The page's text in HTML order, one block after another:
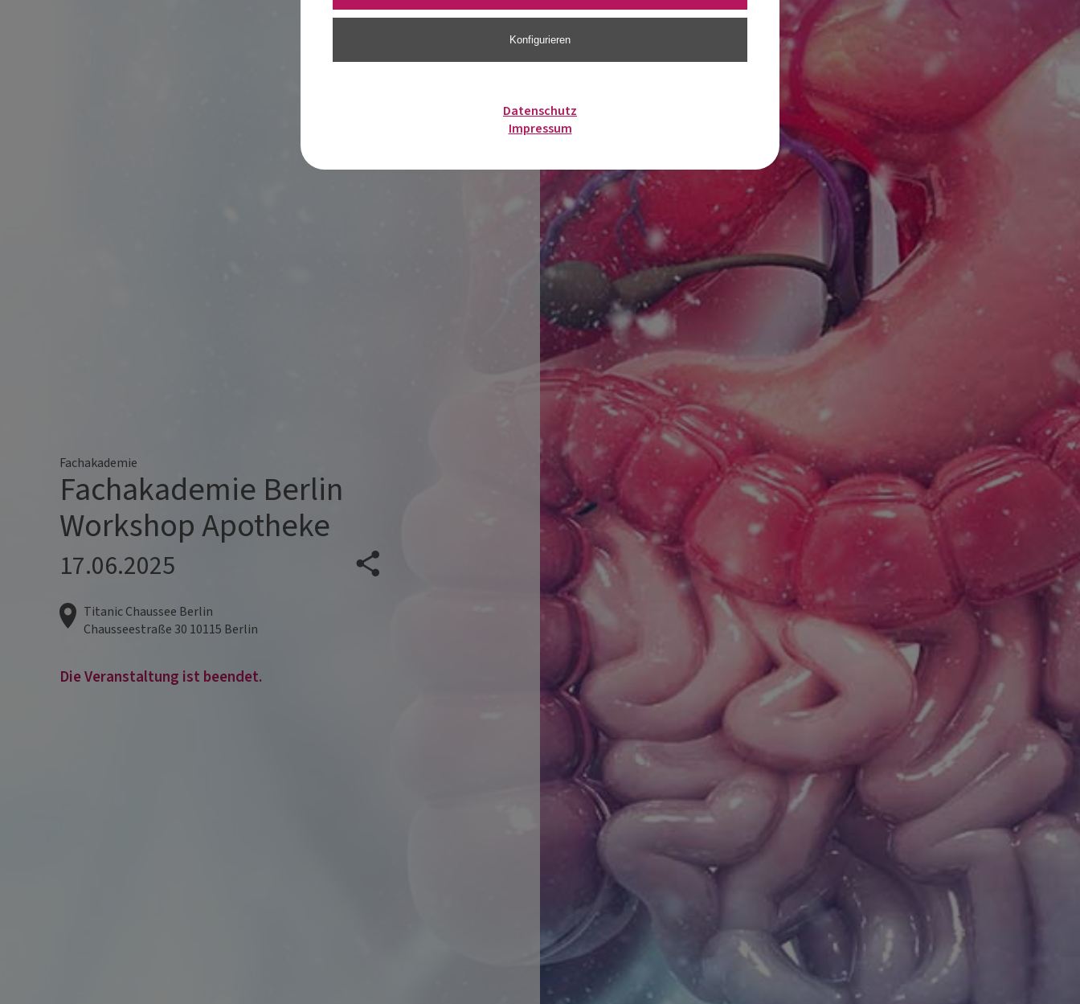
Fachakademie
Fachakademie Berlin
Workshop Apotheke
17.06.2025
Veranstaltung teilen
Titanic Chaussee Berlin
Chausseestraße 30 10115 Berlin
Die Veranstaltung ist beendet.
Konfigurieren
Datenschutz
Impressum